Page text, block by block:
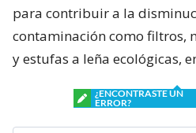
para contribuir a la
contaminación como filtros,
y estufas a leña ecológicas,
¿ENCONTRASTE UN
ERROR?